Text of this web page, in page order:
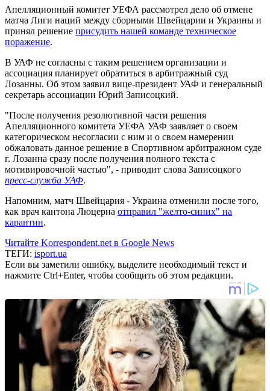
Апелляционный комитет УЕФА рассмотрел дело об отмене
матча Лиги наций между сборными Швейцарии и Украины и
принял решение присудить нашей команде техническое
поражение.
В УАФ не согласны с таким решением организации и
ассоциация планирует обратиться в арбитражный суд
Лозанны. Об этом заявил вице-президент УАФ и генеральный
секретарь ассоциации Юрий Записоцкий.
"После получения резолютивной части решения
Апелляционного комитета УЕФА УАФ заявляет о своем
категорическом несогласии с ним и о своем намерении
обжаловать данное решение в Спортивном арбитражном суде
г. Лозанна сразу после получения полного текста с
мотивировочной частью", - приводит слова Записоцкого
пресс-служба УАФ.
Напомним, матч Швейцария - Украина отменили после того,
как врач кантона Люцерна отправил "желто-синих" на
карантин.
Читайте Korrespondent.net в Google News
ТЕГИ: isport.ua
Если вы заметили ошибку, выделите необходимый текст и
нажмите Ctrl+Enter, чтобы сообщить об этом редакции.